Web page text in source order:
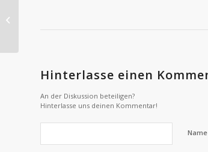
Hinterlasse einen
An der Diskussion beteiligen?
Hinterlasse uns deinen Kommentar!
Name